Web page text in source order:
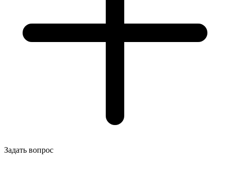
Задать вопрос